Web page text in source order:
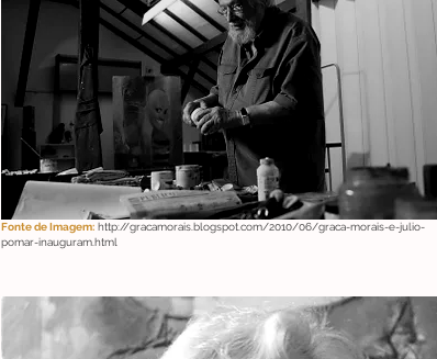
Fonte de Imagem: http://gracamorais.blogspot.com/2010/06/graca-morais-e-julio-
pomar-inauguram.html